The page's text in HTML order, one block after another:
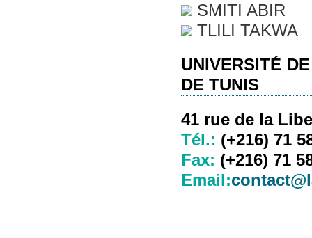
SMITI ABIR
TLILI TAKWA
UNIVERSITÉ
DE TUNIS
41 rue de la
Tél.: (+216) 71
Fax: (+216) 71
Email: